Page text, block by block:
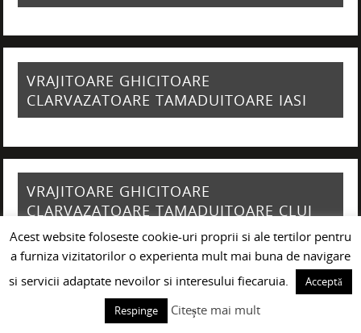
VRAJITOARE GHICITOARE
CLARVAZATOARE TAMADUITOARE IASI
VRAJITOARE GHICITOARE
CLARVAZATOARE TAMADUITOARE CLUJ
NAPOCA
VRAJITOARE GHICITOARE
Acest website foloseste cookie-uri proprii si ale tertilor pentru
a furniza vizitatorilor o experienta mult mai buna de navigare
si servicii adaptate nevoilor si interesului fiecaruia.
Acceptă
Respinge
Citește mai mult